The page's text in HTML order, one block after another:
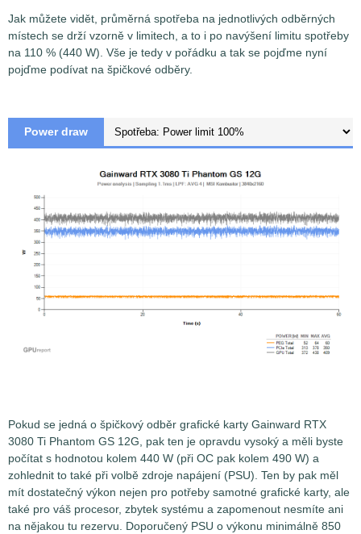
Měření špičkové spotřeby a proudu na jednotlivých
přesností 0,5%. Pokud není v článku uvedeno jinak, pak
senzory jsou nastaveny na odečítání hodnot
výslednou hodnotu je brán průměr ze 4 takto
zaznamenaných vzorků (Low-pass filter). Zjednodušeně
řečeno, vynesené hodnoty v grafech tedy představují
průměrnou hodnotu napětí/proudu/spotřeby v časovém
intervalu 4,4 ms.
Jak můžete vidět, průměrná spotřeba na jednotlivých odběrných
místech se drží vzorně v limitech, a to i po navýšení limitu spotřeby
na 110 % (440 W). Vše je tedy v pořádku a tak se pojďme nyní
pojďme podívat na špičkové odběry.
Power draw
Pokud se jedná o špičkový odběr grafické karty Gainward RTX
3080 Ti Phantom GS 12G, pak ten je opravdu vysoký a měli byste
počítat s hodnotou kolem 440 W (při OC pak kolem 490 W) a
zohlednit to také při volbě zdroje napájení (PSU). Ten by pak měl
mít dostatečný výkon nejen pro potřeby samotné grafické karty, ale
také pro váš procesor, zbytek systému a zapomenout nesmíte ani
na nějakou tu rezervu. Doporučený PSU o výkonu minimálně 850